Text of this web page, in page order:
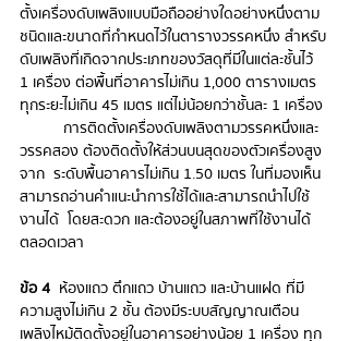
ตั้งเครื่องดับเพลิงแบบมือถืออย่างใดอย่างหนึ่งตาม
ชนิดและขนาดที่กําหนดไว้ในตารางวรรคหนึ่ง สําหรับ
ดับเพลิงที่เกิดจากประเภทของวัสดุที่มีในแต่ละชั้นไว้
1 เครื่อง ต่อพื้นที่อาคารไม่เกิน 1,000 ตารางเมตร
ทุกระยะไม่เกิน 45 เมตร แต่ไม่น้อยกว่าชั้นละ 1 เครื่อง
การติดตั้งเครื่องดับเพลิงตามวรรคหนึ่งและ
วรรคสอง ต้องติดตั้งให้ส่วนบนสุดของตัวเครื่องสูง
จาก  ระดับพื้นอาคารไม่เกิน 1.50 เมตร ในที่มองเห็น
สามารถอ่านคําแนะนําการใช้ได้และสามารถนําไปใช้
งานได้  โดยสะดวก และต้องอยู่ในสภาพที่ใช้งานได้
ตลอดเวลา
ข้อ 4
  ห้องแถว ตึกแถว บ้านแถว และบ้านแฝด ที่มี
ความสูงไม่เกิน 2 ชั้น ต้องมีระบบสัญญาณเตือน
เพลิงไหม้ติดตั้งอยู่ในอาคารอย่างน้อย 1 เครื่อง ทุก